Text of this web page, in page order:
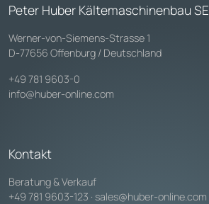
Peter Huber Kältemaschinenbau SE
Werner-von-Siemens-Strasse 1
D-77656 Offenburg / Deutschland
+49 781 9603-0
info@huber-online.com
Kontakt
Beratung & Verkauf
+49 781 9603-123 · sales@huber-online.com